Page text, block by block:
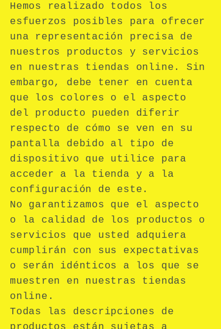
Hemos realizado todos los
esfuerzos posibles para ofrecer
una representación precisa de
nuestros productos y servicios
en nuestras tiendas online. Sin
embargo, debe tener en cuenta
que los colores o el aspecto
del producto pueden diferir
respecto de cómo se ven en su
pantalla debido al tipo de
dispositivo que utilice para
acceder a la tienda y a la
configuración de este.
No garantizamos que el aspecto
o la calidad de los productos o
servicios que usted adquiera
cumplirán con sus expectativas
o serán idénticos a los que se
muestren en nuestras tiendas
online.
Todas las descripciones de